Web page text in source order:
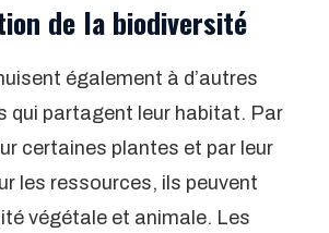
de la biodiversité
également à d’autres
qui partagent leur habitat. Par
certaines plantes et par leur
les ressources, ils peuvent
végétale et animale. Les